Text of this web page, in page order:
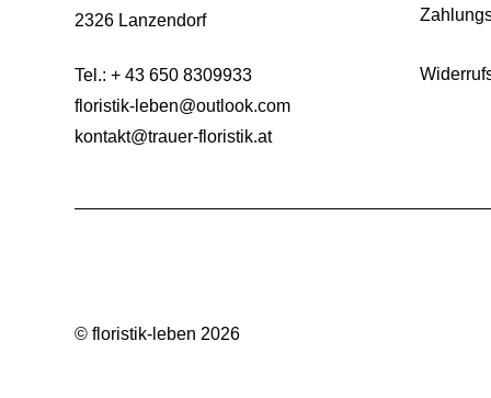
2326 Lanzendorf
Tel.: + 43 650 8309933
floristik-leben@outlook.com
kontakt@trauer-floristik.at
© floristik-leben 2026